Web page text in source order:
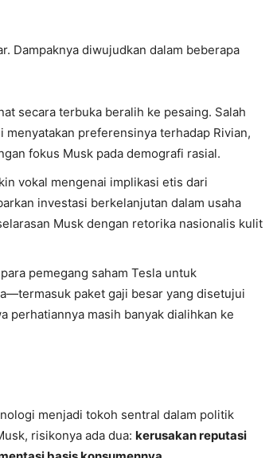
Dampaknya diwujudkan dalam beberapa
secara terbuka beralih ke pesaing. Salah
preferensinya terhadap Rivian,
fokus Musk pada demografi rasial.
vokal mengenai implikasi etis dari
investasi berkelanjutan dalam usaha
Musk dengan retorika nasionalis kulit
pemegang saham Tesla untuk
paket gaji besar yang disetujui
perhatiannya masih banyak dialihkan ke
menjadi tokoh sentral dalam politik
risikonya ada dua: kerusakan reputasi